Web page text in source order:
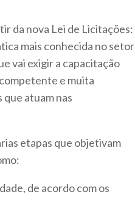
da nova Lei de Licitações:
mais conhecida no setor
vai exigir a capacitação
e muita
atuam nas
etapas que objetivam
de acordo com os